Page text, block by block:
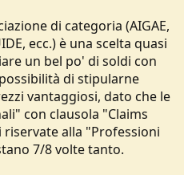
di categoria (AIGAE,
ecc.) è una scelta quasi
un bel po' di soldi con
di stipularne
vantaggiosi, dato che le
con clausola "Claims
alla "Professioni
7/8 volte tanto.